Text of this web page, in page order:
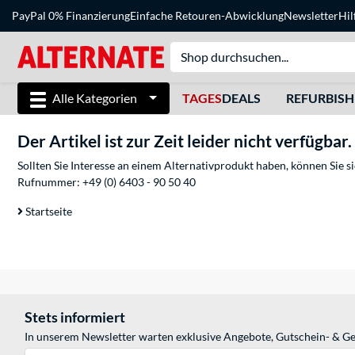
PayPal 0% FinanzierungEinfache Retouren-AbwicklungNewsletter
Alle Kategorien TAGESDEALS
Der Artikel ist zur Zeit leider nicht verfügbar.
Sollten Sie Interesse an einem Alternativprodukt haben, können Sie
Rufnummer: +49 (0) 6403 - 90 50 40
Startseite
Stets informiert
In unserem Newsletter warten exklusive Angebote, Gutschein- &